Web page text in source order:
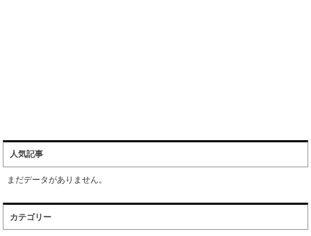
人気記事
まだデータがありません。
カテゴリー